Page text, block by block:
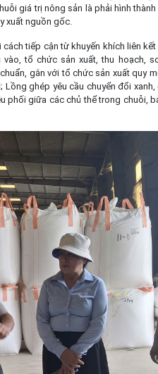
giá trị nông sản là phải hình
xuất nguồn gốc.
tiếp cận từ khuyến khích liên
tổ chức sản xuất, thu hoạch,
gắn với tổ chức sản xuất quy
ghép yêu cầu chuyển đổi
phối giữa các chủ thể trong chuỗi,